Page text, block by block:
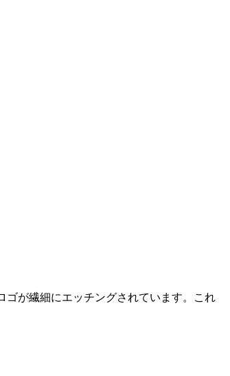
ゴが繊細にエッチングされています。これ